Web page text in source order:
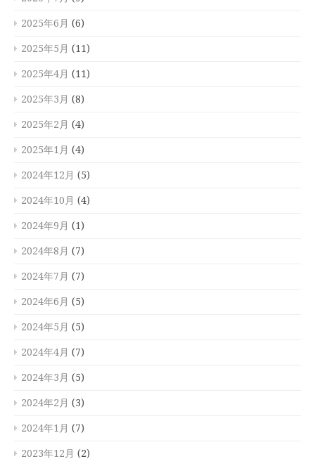
2025年6月 (6)
2025年5月 (11)
2025年4月 (11)
2025年3月 (8)
2025年2月 (4)
2025年1月 (4)
2024年12月 (5)
2024年10月 (4)
2024年9月 (1)
2024年8月 (7)
2024年7月 (7)
2024年6月 (5)
2024年5月 (5)
2024年4月 (7)
2024年3月 (5)
2024年2月 (3)
2024年1月 (7)
2023年12月 (2)